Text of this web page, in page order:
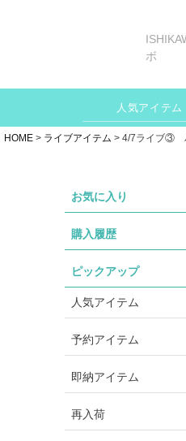
ボ
人気アイテム
HOME ライブアイテム 4/7ライブ③
お気に入り
購入履歴
ピックアップ
人気アイテム
予約アイテム
即納アイテム
再入荷